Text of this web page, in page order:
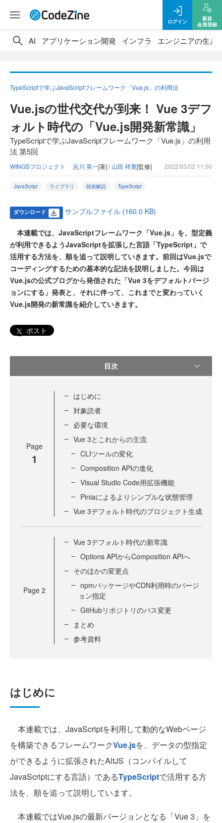
ログイン
新規
会員登録
AI アプリケーション開発 インフラ エンジニアの生き
TypeScriptで学ぶJavaScriptフレームワーク「Vue.js」の利用法
Vue.jsの世代交代が到来！ Vue 3デフ
ォルト時代の「Vue.js開発新常識」
TypeScriptで学ぶJavaScriptフレームワーク「Vue.js」の利用
法 第5回
WINGSプロジェクト 吉川 英一[著] /山田 祥寛[監修] 2022/03/02 11:00
JavaScript ライブラリ 技術解説 TypeScript
ダウンロード サンプルファイル (160.0 KB)
本連載では、JavaScriptフレームワーク「Vue.js」を、型定義
が利用できるようJavaScriptを拡張した言語「TypeScript」で
活用する方法を、順を追って説明していきます。前回はVue.jsで
コーディングするための基本的な記法を説明しました。今回は
Vue.jsの公式ブログから発信された「Vue 3をデフォルトバージ
ョンにする」発表と、それに伴って、これまでと変わっていく
Vue.js開発の新常識を紹介していきます。
ポスト
目次
Page
1
はじめに
対象読者
必要な環境
Vue 3とこれからの主流
CLIツールの変化
Composition APIの進化
Visual Studio Code用拡張機能
Piniaによるよりシンプルな状態管理
Vue 3デフォルト時代のプロジェクト生成
Page 2
Vue 3デフォルト時代の新常識
Options APIからComposition APIへ
そのほかの変更点
npmパッケージやCDN利用時のバージ
ョン指定
GitHubリポジトリのパス変更
まとめ
参考資料
はじめに
本連載では、JavaScriptを利用して動的なWebページ
を構築できるフレームワークVue.jsを、データの型指定
ができるように拡張されたAltJS（コンパイルして
JavaScriptにする言語）であるTypeScriptで活用する方
法を、順を追って説明しています。
本連載ではVue.jsの最新バージョンとなる「Vue 3」を